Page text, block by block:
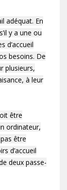
adéquat. En
y a une ou
d’accueil
besoins. De
plusieurs,
à leur
être
ordinateur,
être
d’accueil
deux passe-